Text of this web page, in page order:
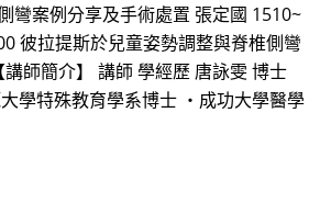
彎案例分享及手術處置 張定國 1510~
彼拉提斯於兒童姿勢調整與脊椎側彎
師簡介】 講師 學經歷 唐詠雯 博士
大學特殊教育學系博士 ・成功大學醫學